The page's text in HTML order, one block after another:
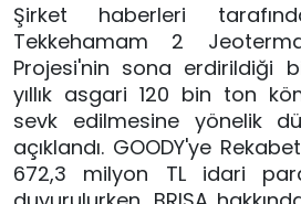
Şirket haberleri
Tekkehamam 2
Projesi'nin sona erdirildiği
yıllık asgari 120 bin ton
sevk edilmesine yönelik
açıklandı. GOODY'ye
672,3 milyon TL idari